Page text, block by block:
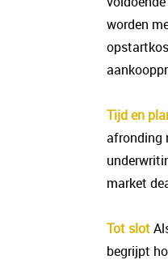
worden
Tijd en
afronding
market
Tot slot
begrijpt